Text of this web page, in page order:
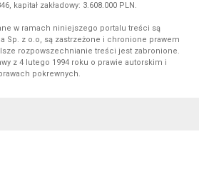
kapitał zakładowy: 3.608.000 PLN.
w ramach niniejszego portalu treści są
Sp. z o.o, są zastrzeżone i chronione prawem
rozpowszechnianie treści jest zabronione.
z 4 lutego 1994 roku o prawie autorskim i
pokrewnych.